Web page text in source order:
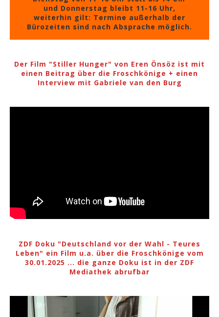
und Donnerstag bleibt 11-16 Uhr,
weiterhin gilt: Termine außerhalb der
Bürozeiten sind nach Absprache möglich.
Der Film "Stiller Hunger" von Eren Önsöz ist mit
einen Beitrag über die Froschkönige + einen
Interview mit Gabriele van den Burg
ZDF Doku "Deutschland vor der Wahl - Teures
Leben" ein Film u.a. über die Froschkönige vom
30.01.2025 ... die ganze Doku ist in der ZDF
Mediathek abrufbar